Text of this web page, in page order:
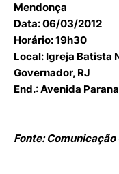
Mendonça
Data:06/03/2012
Horário:19h30
Local: Igreja Batista
Governador, RJ
End.:Avenida
Fonte: Comunicação